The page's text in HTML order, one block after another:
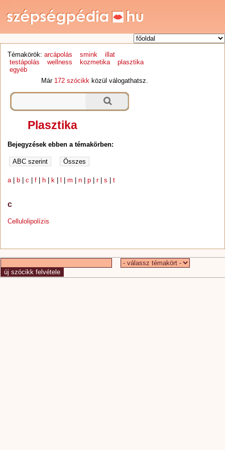
Témakörök: arcápolás smink
illat
testápolás
wellness kozmetika
plasztika
egyéb
Már 172 szócikk közül válogathatsz.
Plasztika
Bejegyzések ebben a témakörben:
a| b |c |f h k |m |n |p |r|s |t
c
Cellulolipolízis